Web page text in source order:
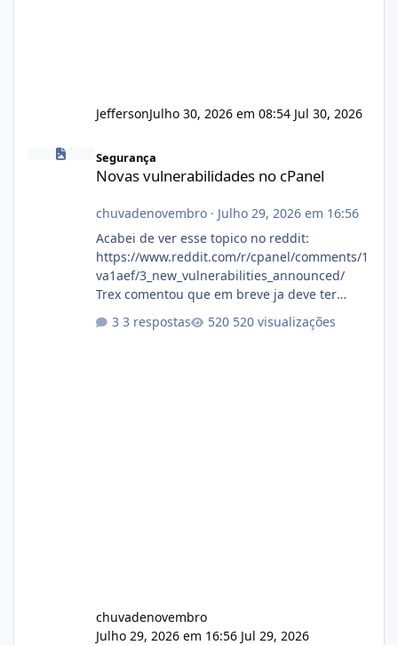
JeffersonJulho 30, 2026 em 08:54 Jul 30, 2026
Novas vulnerabilidades no cPanel
Segurança
Novas vulnerabilidades no cPanel
chuvadenovembro· Julho 29, 2026 em 16:56
Acabei de ver esse topico no reddit:
https://www.reddit.com/r/cpanel/comments/1
va1aef/3_new_vulnerabilities_announced/
Trex comentou que em breve ja deve ter
3 respostas 520 visualizações
chuvadenovembro
Julho 29, 2026 em 16:56 Jul 29, 2026